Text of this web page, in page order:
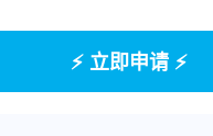
⚡ 立即申请 ⚡